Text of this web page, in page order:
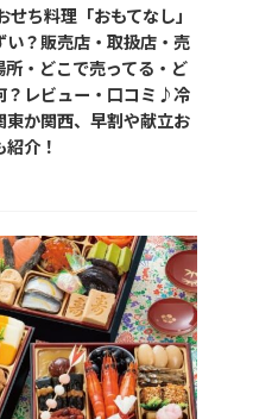
ち料理「おもてなし」
？販売店・取扱店・売
・どこで売ってる・ど
？レビュー・口コミ♪冷
か関西、早割や献立お
介！